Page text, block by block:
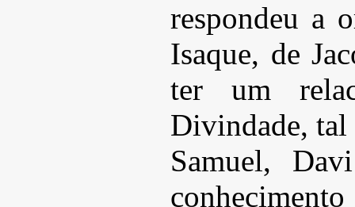
respondeu a
Isaque, de
ter um
Divindade, tal
Samuel,